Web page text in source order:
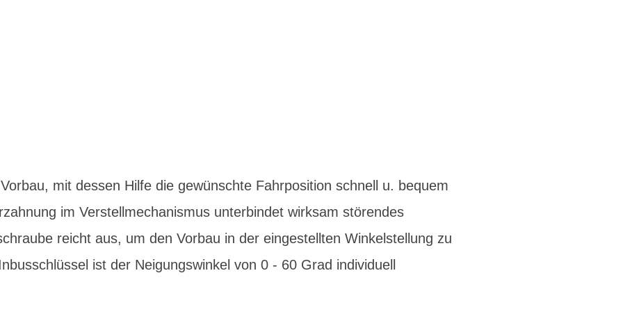
mit dessen Hilfe die gewünschte Fahrposition schnell u. bequem
im Verstellmechanismus unterbindet wirksam störendes
reicht aus, um den Vorbau in der eingestellten Winkelstellung zu
ist der Neigungswinkel von 0 - 60 Grad individuell